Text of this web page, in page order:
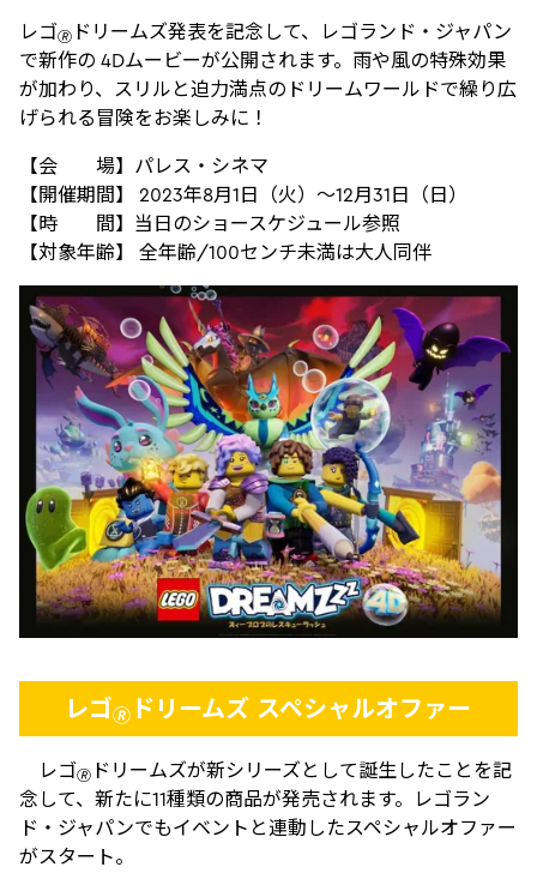
レゴ🄬 ドリームズ発表を記念して、レゴランド・ジャパン
で新作の 4Dムービーが公開されます。雨や風の特殊効果
が加わり、スリルと迫力満点のドリームワールドで繰り広
げられる冒険をお楽しみに！
【会 場】パレス・シネマ
【開催期間】 2023年8月1日（火）～12月31日（日）
【時 間】当日のショースケジュール参照
【対象年齢】 全年齢/100センチ未満は大人同伴
レゴ🄬 ドリームズ スペシャルオファー
レゴ🄬 ドリームズが新シリーズとして誕生したことを記
念して、新たに11種類の商品が発売されます。レゴラン
ド・ジャパンでもイベントと連動したスペシャルオファー
がスタート。